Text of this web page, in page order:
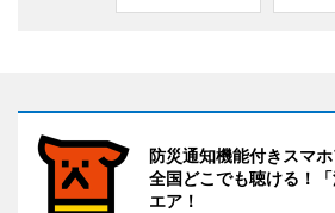
防災通知機能付きスマ
全国どこでも聴ける！
エア！